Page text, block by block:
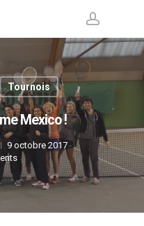
Tournois
Mexico !
9 octobre 2017